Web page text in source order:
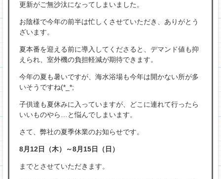
更新がご無沙汰になってしまいました。
お陰様で今年の前半は忙しくさせていただき、ありがとう
ざいます。
夏本番を迎える前に導入してくださると、デマンド値も抑
えられ、室外機の負担軽減が期待できます。
今年の夏も暑いですが、海水浴場も今年は開かない所が多
いそうですね(*_*;
子供達も夏休みに入っていますが、どこに連れて行ったら
いいものやら…と悩んでしまいます。
さて、弊社の夏季休業のお知らせです。
8月12日（木）～8月15日（日）
までとさせていただきます。